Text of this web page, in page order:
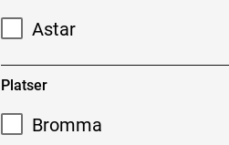
Astar
Platser
Bromma